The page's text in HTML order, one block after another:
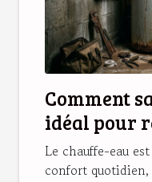
Comment
idéal pour
chauffe-
Le chauffe-eau
confort